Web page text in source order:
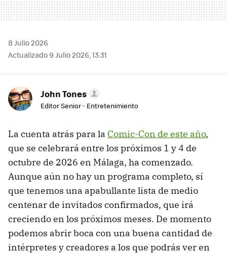
8 Julio 2026
Actualizado 9 Julio 2026, 13:31
John Tones
Editor Senior - Entretenimiento
La cuenta atrás para la Comic-Con de este año,
que se celebrará entre los próximos 1 y 4 de
octubre de 2026 en Málaga, ha comenzado.
Aunque aún no hay un programa completo, sí
que tenemos una apabullante lista de medio
centenar de invitados confirmados, que irá
creciendo en los próximos meses. De momento
podemos abrir boca con una buena cantidad de
intérpretes y creadores a los que podrás ver en